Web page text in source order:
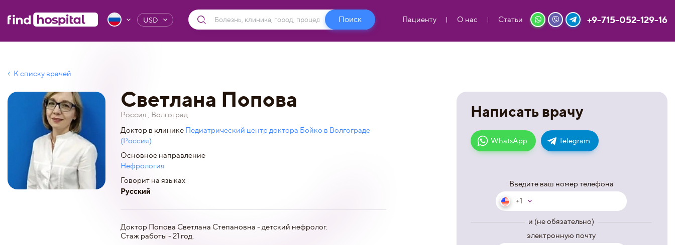
USD Пациенту О нас Статьи +9-715-052-129-16
К списку врачей
Написать врачу
WhatsApp Telegram
Введите ваш номер телефона
+1
и (не обязательно)
электронную почту
Светлана Попова
Россия , Волгоград
Доктор в клинике Педиатрический центр доктора Бойко в Волгограде
(Россия)
Основное направление
Нефрология
Говорит на языках
Русский
Доктор Попова Светлана Степановна - детский нефролог.
Стаж работы - 21 год.